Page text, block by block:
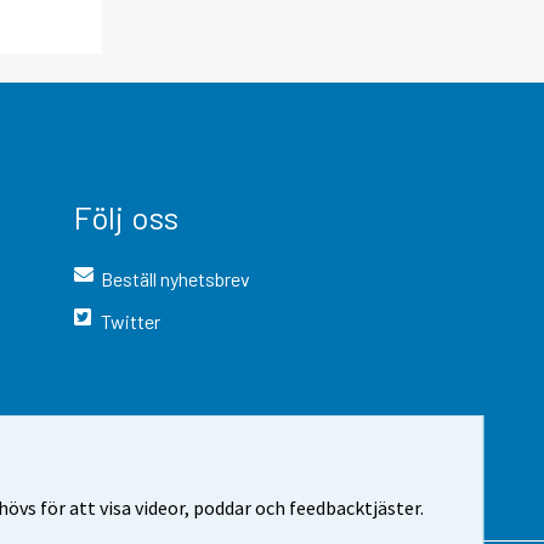
för att visa videor, poddar och feedbacktjäster.
Följ oss
Beställ nyhetsbrev
Twitter